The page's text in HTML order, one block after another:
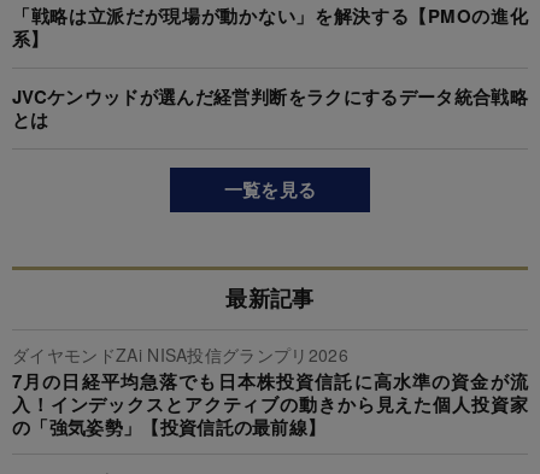
「戦略は立派だが現場が動かない」を解決する【PMOの進化
系】
JVCケンウッドが選んだ経営判断をラクにするデータ統合戦略
とは
一覧を見る
最新記事
ダイヤモンドZAi NISA投信グランプリ2026
7月の日経平均急落でも日本株投資信託に高水準の資金が流
入！インデックスとアクティブの動きから見えた個人投資家
の「強気姿勢」【投資信託の最前線】